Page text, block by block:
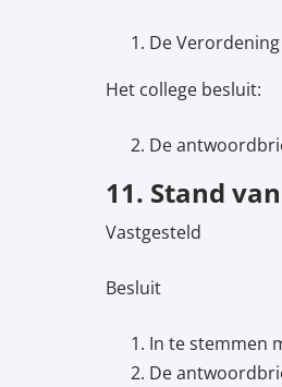
De
Het college besluit:
De
11. Stand
Vastgesteld
Besluit
In te stemmen
De